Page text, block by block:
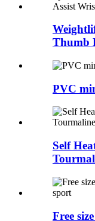
Thumb
PVC
Self
Free